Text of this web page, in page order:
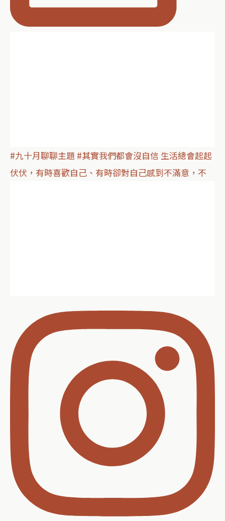
#九十月聊聊主題 #其實我們都會沒自信 生活總會起起
伏伏，有時喜歡自己、有時卻對自己感到不滿意，不